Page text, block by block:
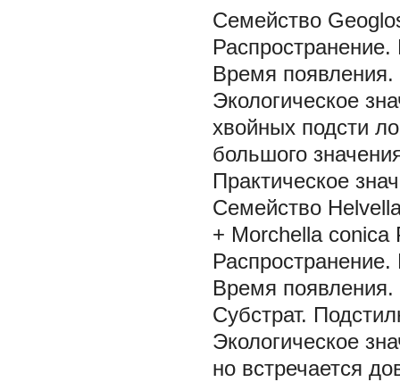
Семейство
Распространение.
Время появления.
Экологическое
хвойных подсти
большого
Практическое
Семейство
+ Morchella conica
Распространение.
Время появления.
Субстрат.
Экологическое
но встречается